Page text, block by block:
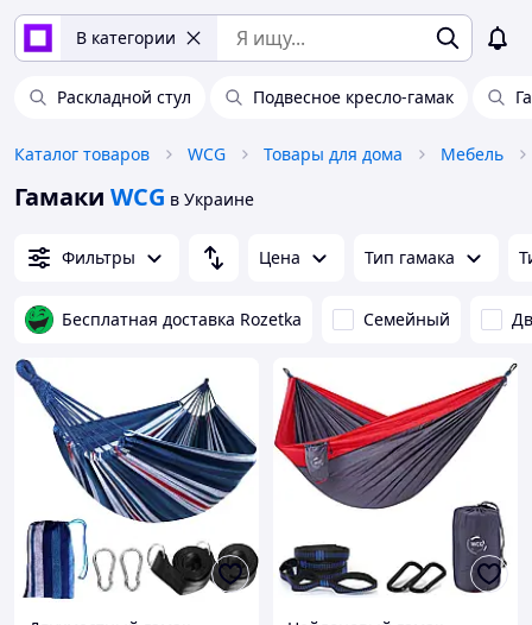
В категории
Раскладной стул Подвесное кресло-гамак
Каталог товаров WCG Товары для дома Мебель
Гамаки WCG в Украине
Фильтры Цена Тип гамака
Бесплатная доставка Rozetka Семейный